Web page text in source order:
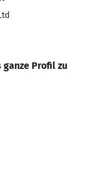
ganze Profil zu